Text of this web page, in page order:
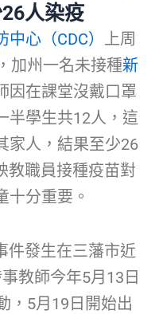
人染疫
心（CDC） 上周
加州一名未接種新
因在課堂沒戴口罩
半學生共12人，這
家人，結果至少26
教職員接種疫苗對
十分重要。
件發生在三藩市近
教師今年5月13日
，5月19日開始出